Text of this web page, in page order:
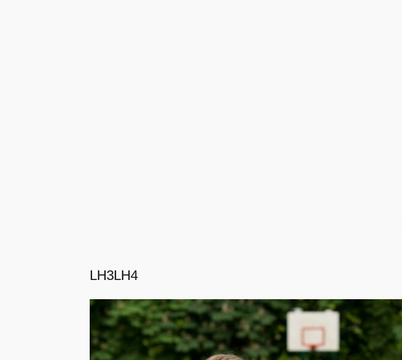
LH3LH4